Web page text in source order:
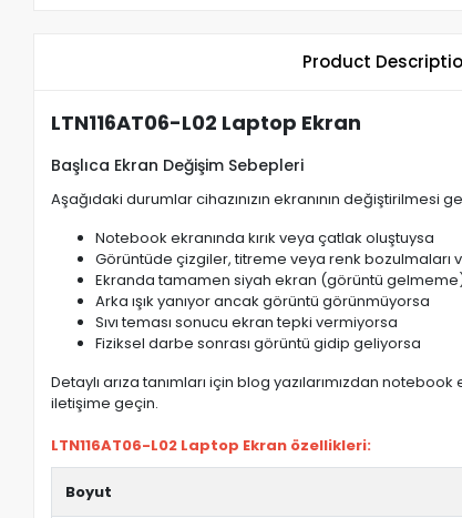
Product
LTN116AT06-L02 Laptop Ekran
Başlıca Ekran Değişim Sebepleri
Aşağıdaki durumlar cihazınızın ekranının değiştirilmesi
Notebook ekranında kırık veya çatlak oluştuysa
Görüntüde çizgiler, titreme veya renk bozulmaları
Ekranda tamamen siyah ekran (görüntü
Arka ışık yanıyor ancak görüntü görünmüyorsa
Sıvı teması sonucu ekran tepki vermiyorsa
Fiziksel darbe sonrası görüntü gidip geliyorsa
Detaylı arıza tanımları için blog yazılarımızdan
iletişime geçin.
LTN116AT06-L02 Laptop Ekran özellikleri:
Boyut